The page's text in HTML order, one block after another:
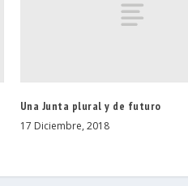
Una Junta plural y de futuro
17 Diciembre, 2018